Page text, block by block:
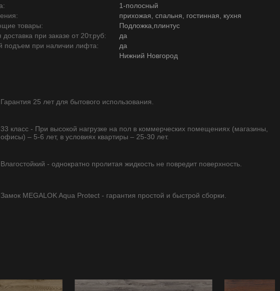
1-полосный
прихожая, спальня, гостинная, кухня
товары:
Подложка,плинтус
доставка при заказе от 20т.руб:
да
подъем при наличии лифта:
да
Нижний Новгород
Гарантия 25 лет для бытового использования.
33 класс - При высокой нагрузке на пол в коммерческих помещениях (магазины,
офисы) – 5-6 лет, в условиях квартиры – 25-30 лет.
Влагостойкий - однократно пролитая жидкость не повредит поверхность.
Замок MEGALOK Aqua Protect - гарантия простой и быстрой сборки.